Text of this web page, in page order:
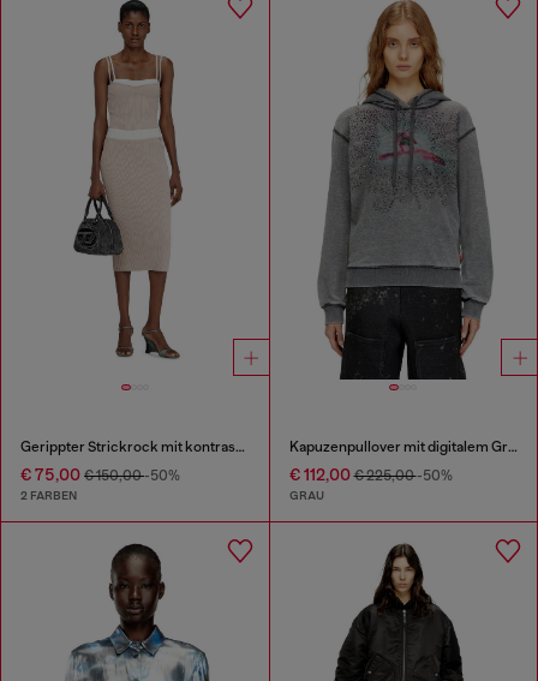
Gerippter Strickrock mit kontrastierendem Bund
€ 75,00 € 150,00-50%
2 FARBEN
Kapuzenpullover mit digitalem Grafikdruck und Strassverzierungen
€ 112,00€ 225,00-50%
GRAU